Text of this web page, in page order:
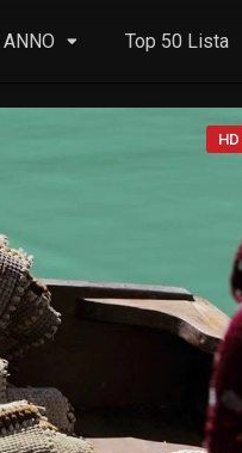
ANNO Top 50 Lista
HD